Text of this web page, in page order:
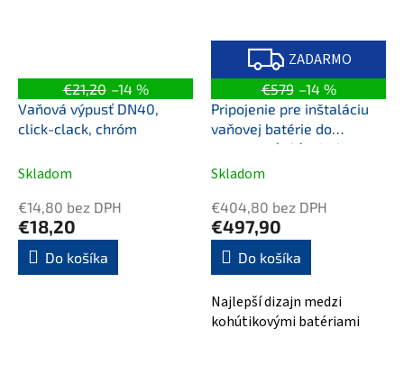
€21,20 –14 %
Vaňová výpusť DN40,
click-clack, chróm
Skladom
€14,80 bez DPH
€18,20
Do košíka
Z
A
D
A
R
M
O
ZADARMO
€579 –14 %
Pripojenie pre inštaláciu
vaňovej batérie do
priestoru (pár), chróm
Skladom
€404,80 bez DPH
€497,90
Do košíka
Najlepší dizajn medzi
kohútikovými batériami